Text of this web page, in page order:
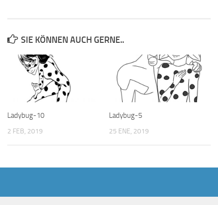
SIE KÖNNEN AUCH GERNE..
Ladybug-10
2 FEB, 2019
Ladybug-5
25 ENE, 2019